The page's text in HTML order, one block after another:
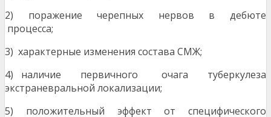
2) поражение черепных нервов в дебюте
процесса;
3) характерные изменения состава СМЖ;
4) наличие первичного очага туберкулеза
экстраневральной локализации;
5) положительный эффект от специфического